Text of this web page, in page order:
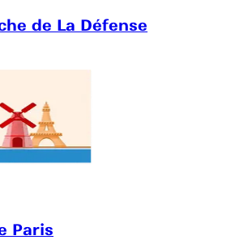
de La Défense
Paris